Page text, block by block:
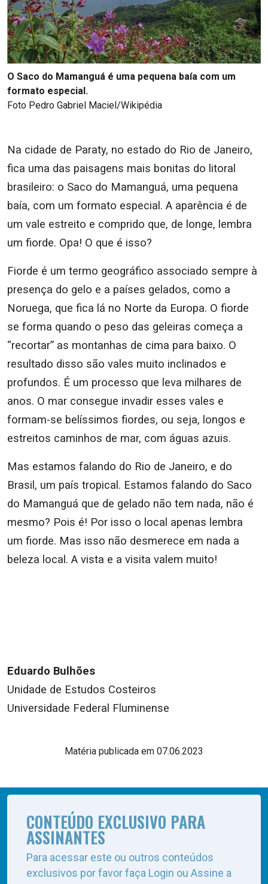
O Saco do Mamanguá é uma pequena baía com um
formato especial.
Foto Pedro Gabriel Maciel/Wikipédia
Na cidade de Paraty, no estado do Rio de Janeiro,
fica uma das paisagens mais bonitas do litoral
brasileiro: o Saco do Mamanguá, uma pequena
baía, com um formato especial. A aparência é de
um vale estreito e comprido que, de longe, lembra
um fiorde. Opa! O que é isso?
Fiorde é um termo geográfico associado sempre à
presença do gelo e a países gelados, como a
Noruega, que fica lá no Norte da Europa. O fiorde
se forma quando o peso das geleiras começa a
“recortar” as montanhas de cima para baixo. O
resultado disso são vales muito inclinados e
profundos. É um processo que leva milhares de
anos. O mar consegue invadir esses vales e
formam-se belíssimos fiordes, ou seja, longos e
estreitos caminhos de mar, com águas azuis.
Mas estamos falando do Rio de Janeiro, e do
Brasil, um país tropical. Estamos falando do Saco
do Mamanguá que de gelado não tem nada, não é
mesmo? Pois é! Por isso o local apenas lembra
um fiorde. Mas isso não desmerece em nada a
beleza local. A vista e a visita valem muito!
Eduardo Bulhões
Unidade de Estudos Costeiros
Universidade Federal Fluminense
Matéria publicada em 07.06.2023
CONTEÚDO EXCLUSIVO PARA
ASSINANTES
Para acessar este ou outros conteúdos
exclusivos por favor faça Login ou Assine a